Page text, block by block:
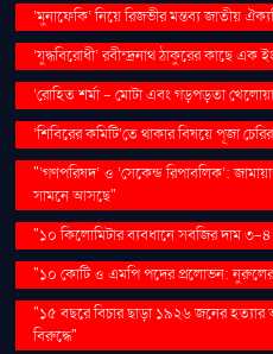
‘মুনাফেকি’ নিয়ে রিজভীর মন্তব্য জাতীয়
‘যুদ্ধবিরোধী’ রবীন্দ্রনাথ ঠাকুরের কাছে এক
‘রোহিত শর্মা - মোটা এবং গড়পড়তা
‘শিবিরের কমিটি’তে থাকার বিষয়ে পূজা
"‘গণপরিষদ’ ও ‘সেকেন্ড রিপাবলিক’:
সামনে আসছে"
"১০ কিলোমিটার ব্যবধানে সবজির দাম ৩-৪
"১০ কোটি ও এমপি পদের প্রলোভন: নুরুলের
"১৫ বছরে বিচার ছাড়া ১৯২৬ জনের
বিরুদ্ধে"